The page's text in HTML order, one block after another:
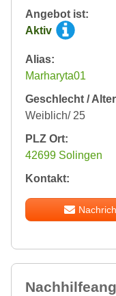
Angebot ist:
Aktiv
Alias:
Marharyta01
Geschlecht /
Weiblich/ 25
PLZ Ort:
42699 Solingen
Kontakt: